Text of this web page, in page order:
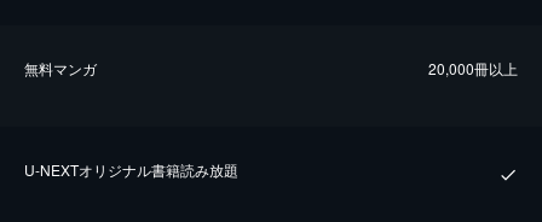
無料マンガ 20,000冊以上
U-NEXTオリジナル書籍読み放題